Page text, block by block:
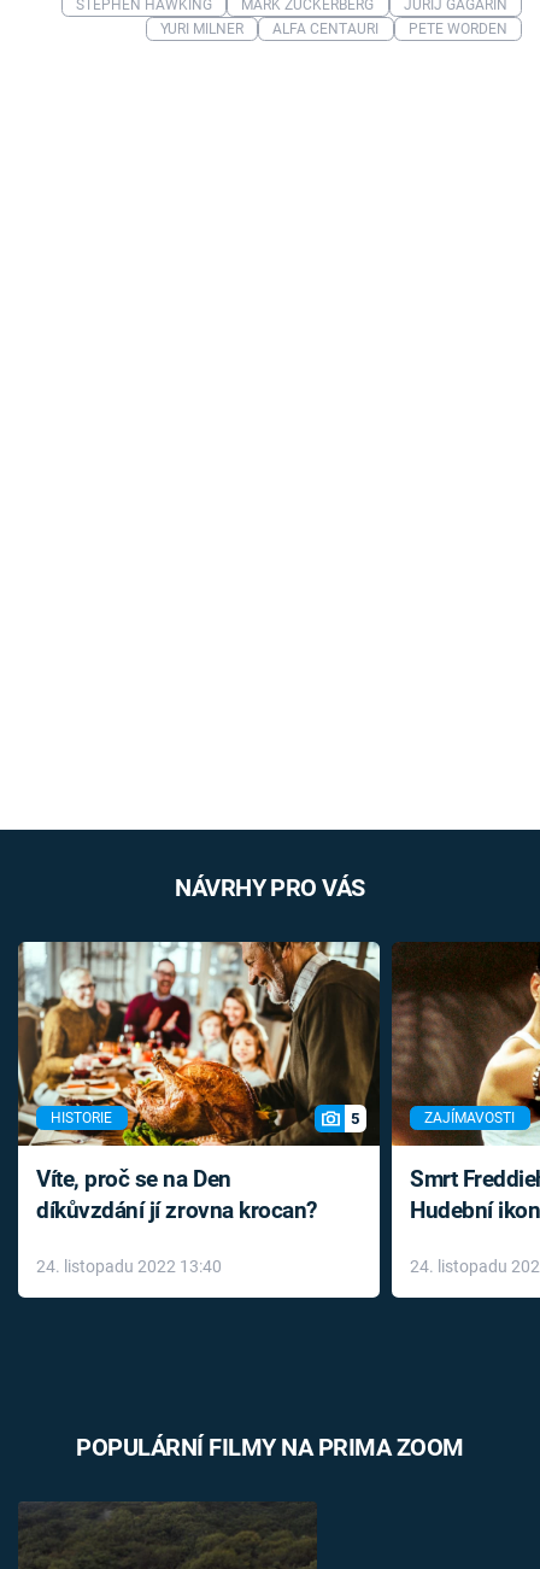
STEPHEN HAWKING MARK ZUCKERBERG
JURIJ GAGARIN
YURI MILNER
ALFA CENTAURI PETE WORDEN
NÁVRHY PRO VÁS
HISTORIE 5
Víte, proč se na Den
díkůvzdání jí zrovna krocan?
24. listopadu 2022 13:40
ZAJÍMAVOSTI
Smrt
Hudební
léky
24. listopadu
POPULÁRNÍ FILMY NA PRIMA ZOOM